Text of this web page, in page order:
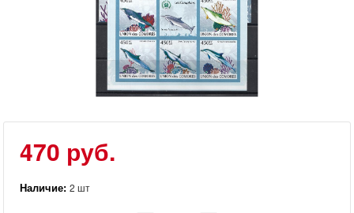
470 руб.
Наличие:2 шт